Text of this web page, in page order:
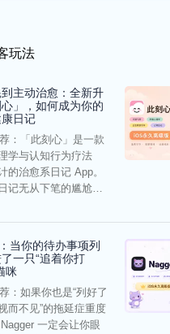
玩法
主动治愈：全新升
」，如何成为你的
日记
：「此刻心」是一款
学与认知行为疗法
的治愈系日记 App。
记无从下笔的尴尬，
当你的待办事项列
一只“追着你打
咪
：如果你也是“列好了
而不见”的拖延症重度
一定会让你眼